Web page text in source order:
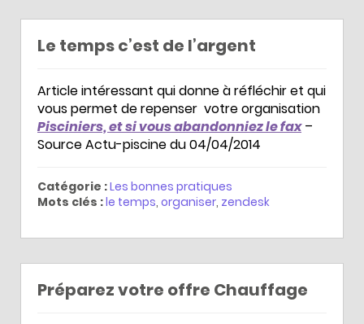
Le temps c’est de l’argent
Article intéressant qui donne à réfléchir et qui
vous permet de repenser votre organisation
Pisciniers, et si vous abandonniez le fax–
Source Actu-piscine du 04/04/2014
Catégorie :Les bonnes pratiques
Mots clés :le temps, organiser, zendesk
Préparez votre offre Chauffage